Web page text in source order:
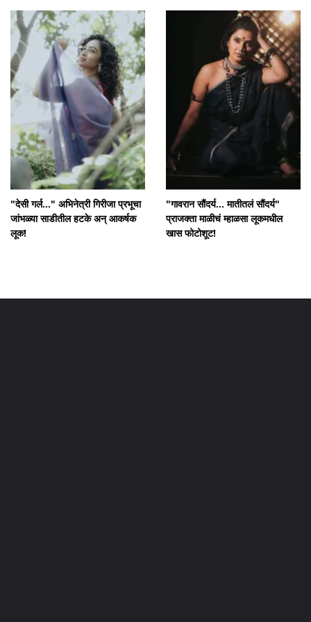
"देसी गर्ल..." अभिनेत्री गिरीजा प्रभूचा
जांभळ्या साडीतील हटके अन् आकर्षक
लूक!
"गावरान सौंदर्य... मातीतलं सौंदर्य"
प्राजक्ता माळीचं म्हाळसा लूकमधील
खास फोटोशूट!